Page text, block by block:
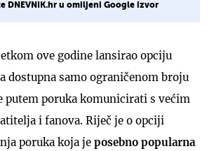
DNEVNIK.hr u omiljeni Google izvor
ove godine lansirao opciju
dostupna samo ograničenom broju
putem poruka komunicirati s većim
i fanova. Riječ je o opciji
poruka koja je posebno popularna